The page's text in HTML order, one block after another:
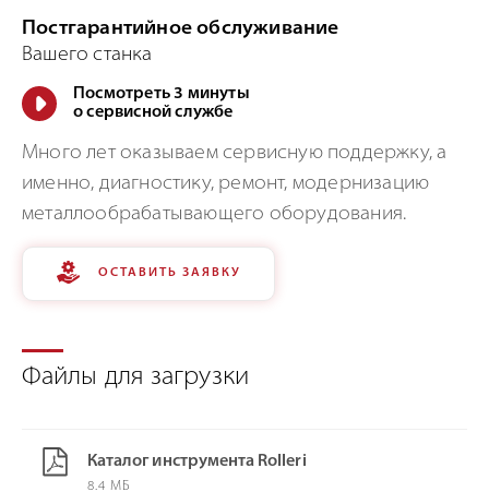
Постгарантийное обслуживание
Вашего станка
Посмотреть 3 минуты
о сервисной службе
Много лет оказываем сервисную поддержку, а
именно, диагностику, ремонт, модернизацию
металлообрабатывающего оборудования.
ОСТАВИТЬ ЗАЯВКУ
Файлы для загрузки
Каталог инструмента Rolleri
8.4 МБ